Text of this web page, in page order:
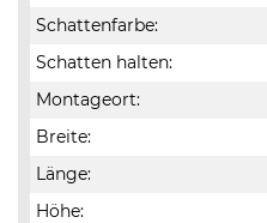
Schattenfarbe:
Schatten halten:
Montageort:
Breite:
Länge:
Höhe: